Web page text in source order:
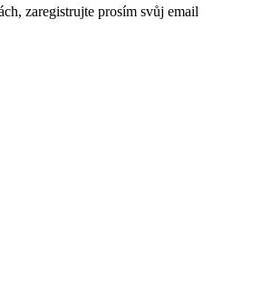
zaregistrujte prosím svůj email